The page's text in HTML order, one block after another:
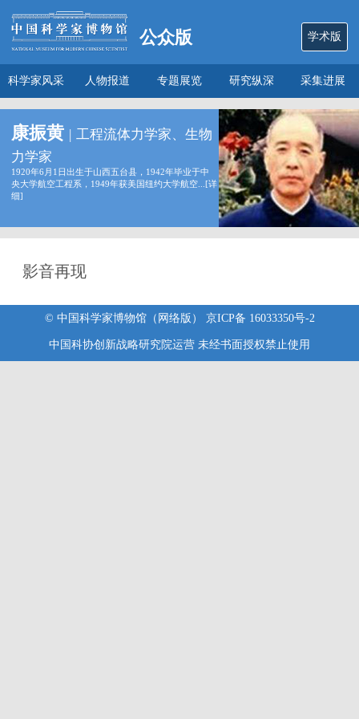
公众版 学术版
科学家风采 人物报道 专题展览 研究纵深 采集进展
康振黄 | 工程流体力学家、生物
力学家
1920年6月1日出生于山西五台县，1942年毕业于中
央大学航空工程系，1949年获美国纽约大学航空...[详
细]
影音再现
© 中国科学家博物馆（网络版） 京ICP备 16033350号-2
中国科协创新战略研究院运营 未经书面授权禁止使用